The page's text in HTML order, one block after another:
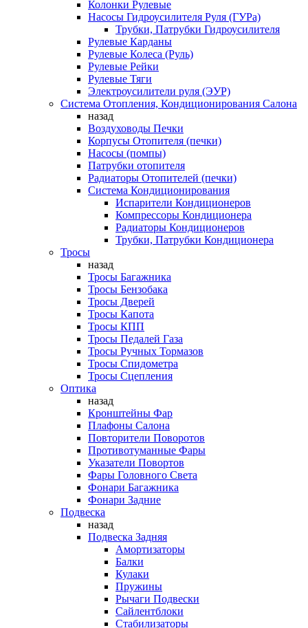
Колонки Рулевые
Насосы Гидроусилителя Руля (ГУРа)
Трубки, Патрубки Гидроусилителя
Рулевые Карданы
Рулевые Колеса (Руль)
Рулевые Рейки
Рулевые Тяги
Электроусилители руля (ЭУР)
Система Отопления, Кондиционирования Салона
назад
Воздуховоды Печки
Корпусы Отопителя (печки)
Насосы (помпы)
Патрубки отопителя
Радиаторы Отопителей (печки)
Система Кондиционирования
Испарители Кондиционеров
Компрессоры Кондиционера
Радиаторы Кондиционеров
Трубки, Патрубки Кондиционера
Тросы
назад
Тросы Багажника
Тросы Бензобака
Тросы Дверей
Тросы Капота
Тросы КПП
Тросы Педалей Газа
Тросы Ручных Тормазов
Тросы Спидометра
Тросы Сцепления
Оптика
назад
Кронштейны Фар
Плафоны Салона
Повторители Поворотов
Противотуманные Фары
Указатели Повортов
Фары Головного Света
Фонари Багажника
Фонари Задние
Подвеска
назад
Подвеска Задняя
Амортизаторы
Балки
Кулаки
Пружины
Рычаги Подвески
Сайлентблоки
Стабилизаторы